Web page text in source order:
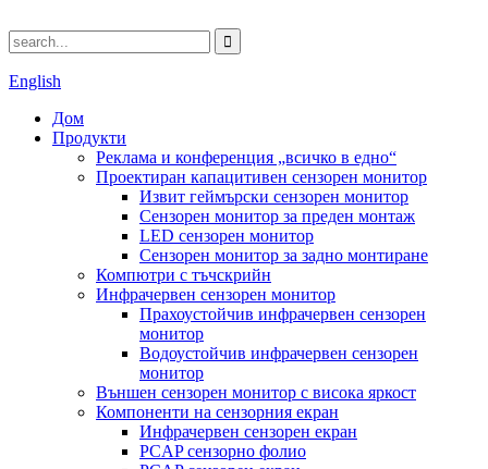
English
Дом
Продукти
Реклама и конференция „всичко в едно“
Проектиран капацитивен сензорен монитор
Извит геймърски сензорен монитор
Сензорен монитор за преден монтаж
LED сензорен монитор
Сензорен монитор за задно монтиране
Компютри с тъчскрийн
Инфрачервен сензорен монитор
Прахоустойчив инфрачервен сензорен
монитор
Водоустойчив инфрачервен сензорен
монитор
Външен сензорен монитор с висока яркост
Компоненти на сензорния екран
Инфрачервен сензорен екран
PCAP сензорно фолио